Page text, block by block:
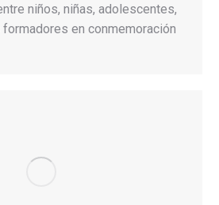
niños, niñas, adolescentes,
en conmemoración